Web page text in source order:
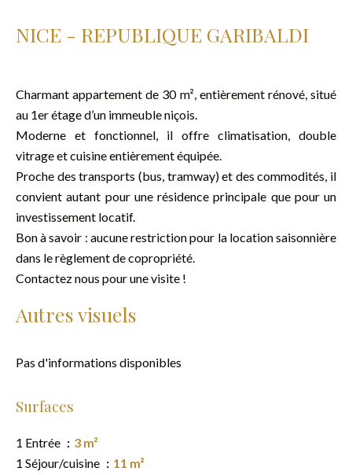
NICE - REPUBLIQUE GARIBALDI
Charmant appartement de 30 m², entièrement rénové, situé
au 1er étage d’un immeuble niçois.
Moderne et fonctionnel, il offre climatisation, double
vitrage et cuisine entièrement équipée.
Proche des transports (bus, tramway) et des commodités, il
convient autant pour une résidence principale que pour un
investissement locatif.
Bon à savoir : aucune restriction pour la location saisonnière
dans le règlement de copropriété.
Contactez nous pour une visite !
Autres visuels
Pas d'informations disponibles
Surfaces
1 Entrée
3 m²
1 Séjour/cuisine
11 m²